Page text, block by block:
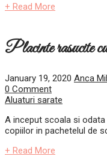
+ Read More
Placinte rasucite
January 19, 2020 Anca
0 Comment
Aluaturi sarate
A inceput scoala si
copiilor in pachetelul de
+ Read More